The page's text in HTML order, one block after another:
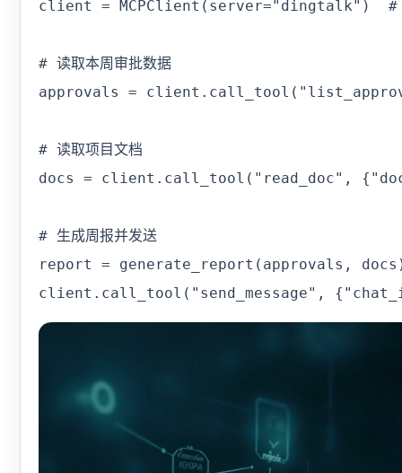
client = MCPClient(server="dingtalk")
# 读取本周审批数据
approvals =
# 读取项目文档
docs = client.call_tool("read_doc",
# 生成周报并发送
report = generate_report(approvals,
client.call_tool("send_message",